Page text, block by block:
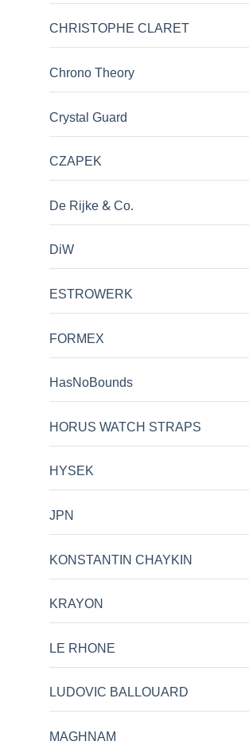
CHRISTOPHE CLARET
Chrono Theory
Crystal Guard
CZAPEK
De Rijke & Co.
DiW
ESTROWERK
FORMEX
HasNoBounds
HORUS WATCH STRAPS
HYSEK
JPN
KONSTANTIN CHAYKIN
KRAYON
LE RHONE
LUDOVIC BALLOUARD
MAGHNAM